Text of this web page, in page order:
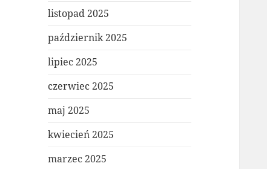
listopad 2025
październik 2025
lipiec 2025
czerwiec 2025
maj 2025
kwiecień 2025
marzec 2025